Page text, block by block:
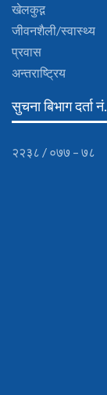
खेलकुद़़
जीवनशैली/स्वास्थ्य
प्रवास
अन्तराष्ट्रिय
सुचना बिभाग दर्ता नं.
२२३८ / ०७७ – ७८